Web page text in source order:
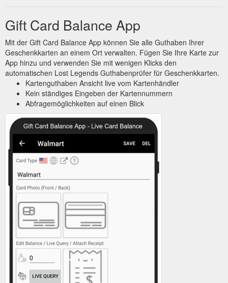
Gift Card Balance App
Mit der Gift Card Balance App können Sie alle Guthaben Ihrer
Geschenkkarten an einem Ort verwalten. Fügen Sie Ihre Karte zur
App hinzu und verwenden Sie mit wenigen Klicks den
automatischen Lost Legends Guthabenprüfer für Geschenkkarten.
Kartenguthaben Ansicht live vom Kartenhändler
Kein ständiges Eingeben der Kartennummern
Abfragemöglichkeiten auf einen Blick